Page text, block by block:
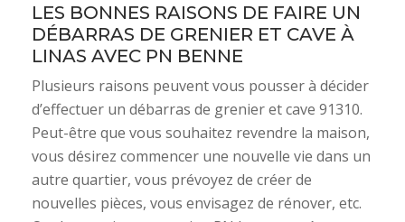
LES BONNES RAISONS DE FAIRE UN
DÉBARRAS DE GRENIER ET CAVE À
LINAS AVEC PN BENNE
Plusieurs raisons peuvent vous pousser à décider
d’effectuer un débarras de grenier et cave 91310.
Peut-être que vous souhaitez revendre la maison,
vous désirez commencer une nouvelle vie dans un
autre quartier, vous prévoyez de créer de
nouvelles pièces, vous envisagez de rénover, etc.